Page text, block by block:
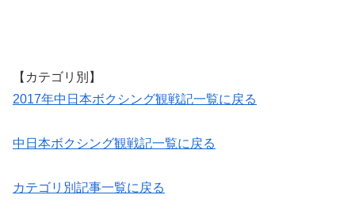
【カテゴリ別】
2017年中日本ボクシング観戦記一覧に戻る
中日本ボクシング観戦記一覧に戻る
カテゴリ別記事一覧に戻る